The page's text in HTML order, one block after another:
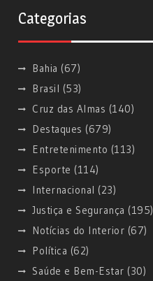
Categorias
Bahia (67)
Brasil (53)
Cruz das Almas (140)
Destaques (679)
Entretenimento (113)
Esporte (114)
Internacional (23)
Justiça e Segurança (195)
Notícias do Interior (67)
Política (62)
Saúde e Bem-Estar (30)